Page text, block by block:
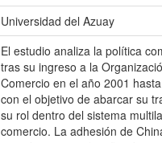
Universidad del Azuay
El estudio analiza la política
tras su ingreso a la
Comercio en el año 2001
con el objetivo de abarcar su
su rol dentro del sistema
comercio. La adhesión de